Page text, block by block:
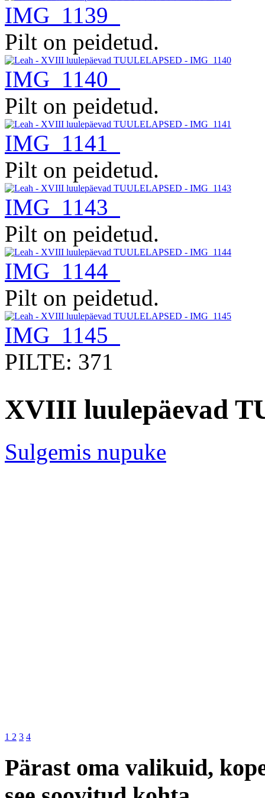
IMG_1139
Pilt on peidetud.
IMG_1140
Pilt on peidetud.
IMG_1141
Pilt on peidetud.
IMG_1143
Pilt on peidetud.
IMG_1144
Pilt on peidetud.
IMG_1145
PILTE: 371
XVIII luulepäevad
Sulgemis nupuke
1 2 3 4
Pärast oma valikuid,